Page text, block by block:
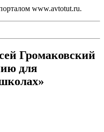
www.avtotut.ru.
Громаковский
для